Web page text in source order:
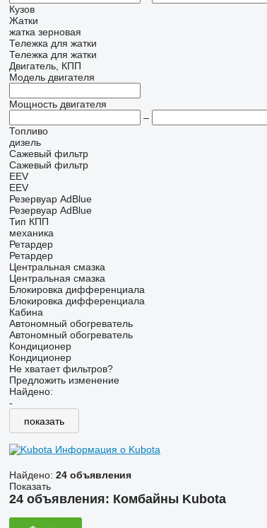
Кузов
Жатки
жатка зерновая
Тележка для жатки
Тележка для жатки
Двигатель, КПП
Модель двигателя
Мощность двигателя
–
Топливо
дизель
Сажевый фильтр
Сажевый фильтр
EEV
EEV
Резервуар AdBlue
Резервуар AdBlue
Тип КПП
механика
Ретардер
Ретардер
Центральная смазка
Центральная смазка
Блокировка дифференциала
Блокировка дифференциала
Кабина
Автономный обогреватель
Автономный обогреватель
Кондиционер
Кондиционер
Не хватает фильтров?
Предложить изменение
Найдено:
-
показать
Информация о Kubota
Найдено: 24 объявления
Показать
24 объявления: Комбайны Kubota